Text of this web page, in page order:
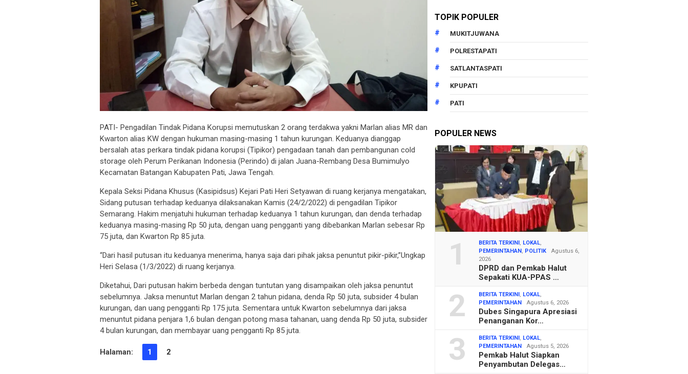
PATI- Pengadilan Tindak Pidana Korupsi memutuskan 2 orang terdakwa yakni Marlan alias MR dan
Kwarton alias KW dengan hukuman masing-masing 1 tahun kurungan. Keduanya dianggap
bersalah atas perkara tindak pidana korupsi (Tipikor) pengadaan tanah dan pembangunan cold
storage oleh Perum Perikanan Indonesia (Perindo) di jalan Juana-Rembang Desa Bumimulyo
Kecamatan Batangan Kabupaten Pati, Jawa Tengah.
Kepala Seksi Pidana Khusus (Kasipidsus) Kejari Pati Heri Setyawan di ruang kerjanya mengatakan,
Sidang putusan terhadap keduanya dilaksanakan Kamis (24/2/2022) di pengadilan Tipikor
Semarang. Hakim menjatuhi hukuman terhadap keduanya 1 tahun kurungan, dan denda terhadap
keduanya masing-masing Rp 50 juta, dengan uang pengganti yang dibebankan Marlan sebesar Rp
75 juta, dan Kwarton Rp 85 juta.
“Dari hasil putusan itu keduanya menerima, hanya saja dari pihak jaksa penuntut pikir-pikir,”Ungkap
Heri Selasa (1/3/2022) di ruang kerjanya.
Diketahui, Dari putusan hakim berbeda dengan tuntutan yang disampaikan oleh jaksa penuntut
sebelumnya. Jaksa menuntut Marlan dengan 2 tahun pidana, denda Rp 50 juta, subsider 4 bulan
kurungan, dan uang pengganti Rp 175 juta. Sementara untuk Kwarton sebelumnya dari jaksa
menuntut pidana penjara 1,6 bulan dengan potong masa tahanan, uang denda Rp 50 juta, subsider
4 bulan kurungan, dan membayar uang pengganti Rp 85 juta.
Halaman: 1 2
TOPIK POPULER
MUKITJUWANA
POLRESTAPATI
SATLANTASPATI
KPUPATI
PATI
POPULER NEWS
1 BERITA TERKINI , LOKAL,
PEMERINTAHAN , POLITIK
Agustus 6,
2026
DPRD dan Pemkab Halut
Sepakati KUA-PPAS …
2 BERITA TERKINI , LOKAL,
PEMERINTAHAN
Agustus 6, 2026
Dubes Singapura Apresiasi
Penanganan Kor…
3 BERITA TERKINI , LOKAL,
PEMERINTAHAN
Agustus 5, 2026
Pemkab Halut Siapkan
Penyambutan Delegas…